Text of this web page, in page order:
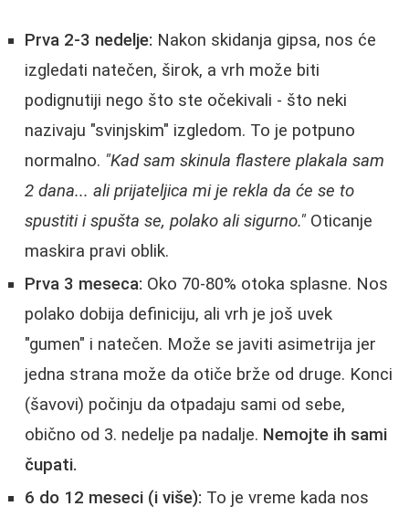
Prva 2-3 nedelje: Nakon skidanja gipsa, nos će
izgledati natečen, širok, a vrh može biti
podignutiji nego što ste očekivali - što neki
nazivaju "svinjskim" izgledom. To je potpuno
normalno. "Kad sam skinula flastere plakala sam
2 dana... ali prijateljica mi je rekla da će se to
spustiti i spušta se, polako ali sigurno." Oticanje
maskira pravi oblik.
Prva 3 meseca: Oko 70-80% otoka splasne. Nos
polako dobija definiciju, ali vrh je još uvek
"gumen" i natečen. Može se javiti asimetrija jer
jedna strana može da otiče brže od druge. Konci
(šavovi) počinju da otpadaju sami od sebe,
obično od 3. nedelje pa nadalje. Nemojte ih sami
čupati.
6 do 12 meseci (i više): To je vreme kada nos